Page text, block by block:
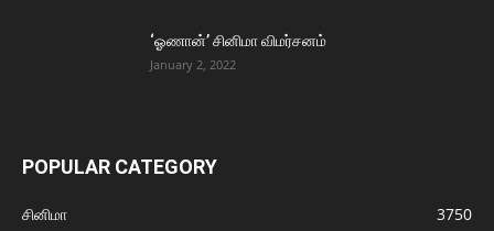
‘ஓணான்’ சினிமா விமர்சனம்
January 2, 2022
POPULAR CATEGORY
சினிமா
3750